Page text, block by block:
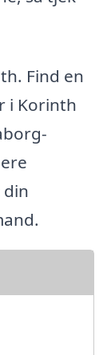
Find en
i Korinth
din